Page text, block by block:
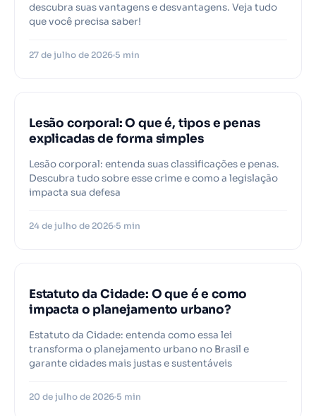
descubra suas vantagens e desvantagens. Veja tudo
que você precisa saber!
27 de julho de 2026 5 min
Lesão corporal: O que é, tipos e penas
explicadas de forma simples
Lesão corporal: entenda suas classificações e penas.
Descubra tudo sobre esse crime e como a legislação
impacta sua defesa
24 de julho de 2026 5 min
Estatuto da Cidade: O que é e como
impacta o planejamento urbano?
Estatuto da Cidade: entenda como essa lei
transforma o planejamento urbano no Brasil e
garante cidades mais justas e sustentáveis
20 de julho de 2026 5 min